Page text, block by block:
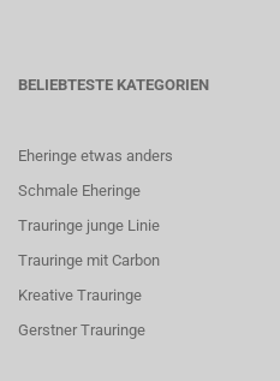
BELIEBTESTE KATEGORIEN
Eheringe etwas anders
Schmale Eheringe
Trauringe junge Linie
Trauringe mit Carbon
Kreative Trauringe
Gerstner Trauringe